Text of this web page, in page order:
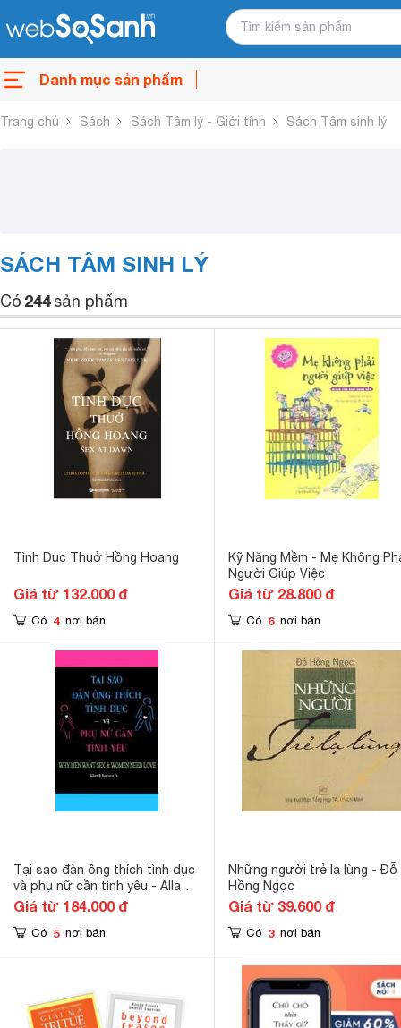
Danh mục sản phẩm
Trang chủ Sách Sách Tâm lý - Giới tính Sách Tâm sinh lý
SÁCH TÂM SINH LÝ
Có 244sản phẩm
Tình Dục Thuở Hồng Hoang
Giá từ 132.000 đ
Có 4 nơi bán
Kỹ Năng Mềm - Mẹ Không
Người Giúp Việc
Giá từ 28.800 đ
Có 6 nơi bán
Tại sao đàn ông thích tình dục
và phụ nữ cần tình yêu - Allan
Pease & Barbara Pease
Giá từ 184.000 đ
Có 5 nơi bán
Những người trẻ lạ lùng - Đỗ
Hồng Ngọc
Giá từ 39.600 đ
Có 3 nơi bán